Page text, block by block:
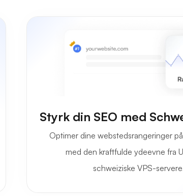
Styrk din SEO med
Optimer dine webstedsrangeringer
med den kraftfulde ydeevne fra
schweiziske VPS-